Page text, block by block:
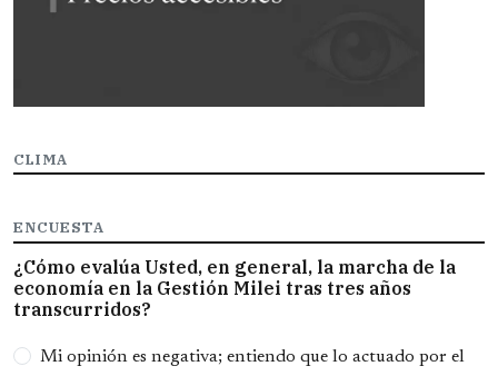
CLIMA
ENCUESTA
¿Cómo evalúa Usted, en general, la marcha de la
economía en la Gestión Milei tras tres años
transcurridos?
Opciones
Mi opinión es negativa; entiendo que lo actuado por el